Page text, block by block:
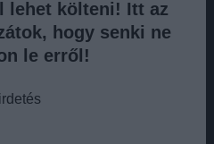
lehet költeni! Itt az
hogy senki ne
le erről!